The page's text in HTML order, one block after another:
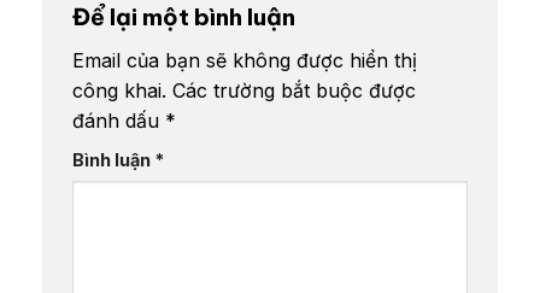
Để lại một bình luận
Email của bạn sẽ không được hiển thị
công khai. Các trường bắt buộc được
đánh dấu *
Bình luận *